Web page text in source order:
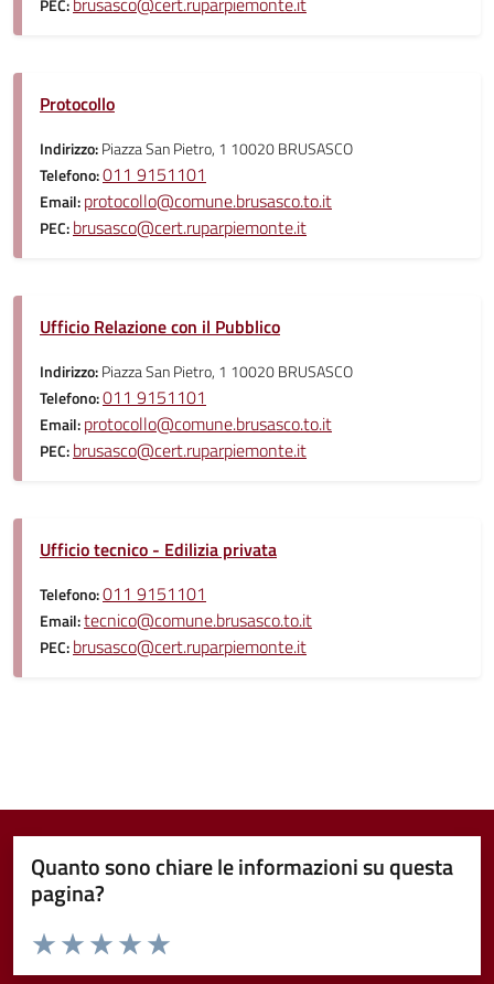
PEC:
Protocollo
Indirizzo:Piazza San Pietro, 1 10020 BRUSASCO
Telefono:011 9151101
Email:protocollo@comune.brusasco.to.it
PEC:brusasco@cert.ruparpiemonte.it
Ufficio Relazione con il Pubblico
Indirizzo:Piazza San Pietro, 1 10020 BRUSASCO
Telefono:011 9151101
Email:protocollo@comune.brusasco.to.it
PEC:brusasco@cert.ruparpiemonte.it
Ufficio tecnico - Edilizia privata
Telefono:011 9151101
Email:tecnico@comune.brusasco.to.it
PEC:brusasco@cert.ruparpiemonte.it
Quanto sono chiare le informazioni su questa
pagina?
Valuta da 1 a 5 stelle la pagina
Valuta 5 stelle su 5
Valuta 4 stelle su 5
Valuta 3 stelle su 5
Valuta 2 stelle su 5
Valuta 1 stelle su 5